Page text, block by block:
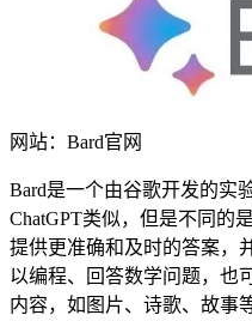
网站：Bard官网
Bard是一个由谷歌开发的实
ChatGPT类似，但是不同的
提供更准确和及时的答案，
以编程、回答数学问题，也
内容，如图片、诗歌、故事